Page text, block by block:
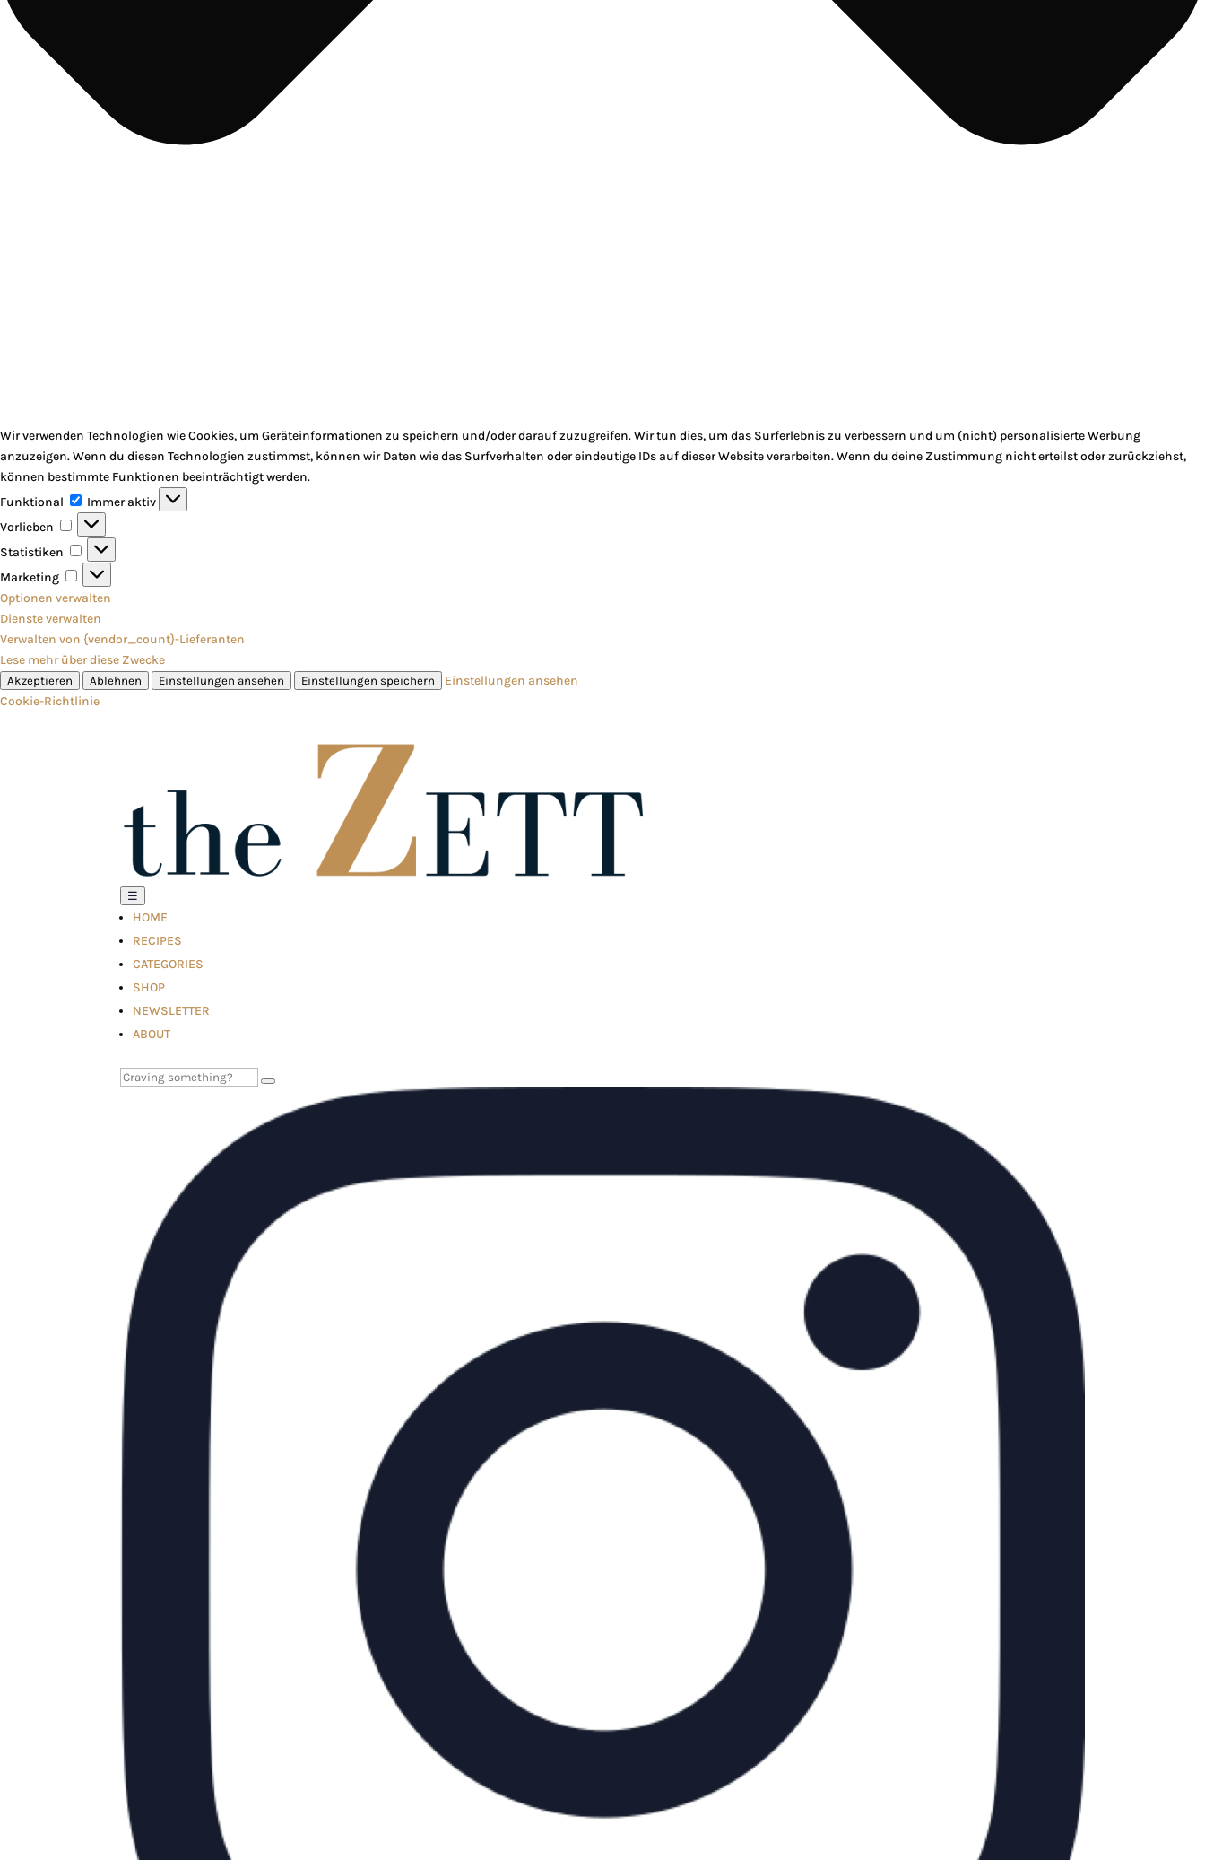
Wir verwenden Technologien wie Cookies, um Geräteinformationen zu speichern und/oder darauf zuzugreifen. Wir tun dies, um das Surferlebnis zu verbessern und um (nicht) personalisierte Werbung
anzuzeigen. Wenn du diesen Technologien zustimmst, können wir Daten wie das Surfverhalten oder eindeutige IDs auf dieser Website verarbeiten. Wenn du deine Zustimmung nicht erteilst oder zurückziehst,
können bestimmte Funktionen beeinträchtigt werden.
Funktional
Funktional
Immer aktiv
Vorlieben
Vorlieben
Statistiken
Statistiken
Marketing
Marketing
Optionen verwalten
Dienste verwalten
Verwalten von {vendor_count}-Lieferanten
Lese mehr über diese Zwecke
Akzeptieren Ablehnen Einstellungen ansehen Einstellungen speichern
Einstellungen ansehen
Cookie-Richtlinie
☰
HOME
RECIPES
CATEGORIES
SHOP
NEWSLETTER
ABOUT